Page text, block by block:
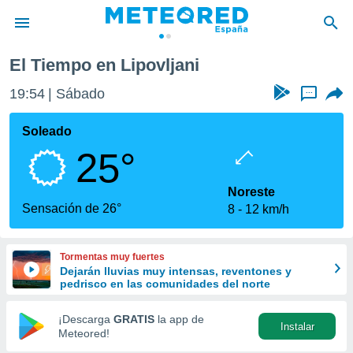
de
por
que se
calidad.
a este
las
y
forma
digital
basada
El Tiempo en Lipovljani
19:54 Sábado ...
Soleado
25°
Sensación de 26°
Noreste
8
12 km/h
Tormentas muy fuertes
Dejarán lluvias muy intensas, reventones y
pedrisco en las comunidades del norte
¡Descarga GRATIS la app de
Meteored!
Instalar